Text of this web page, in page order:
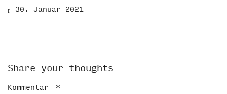
30. Januar 2021
Share your thoughts
Kommentar *